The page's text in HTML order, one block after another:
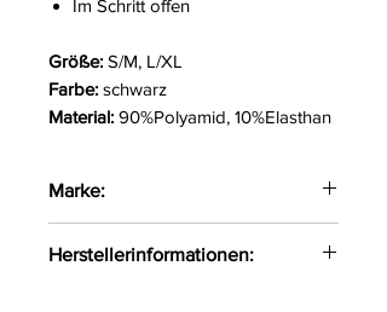
Im Schritt offen
Größe: S/M, L/XL
Farbe: schwarz
Material: 90%Polyamid, 10%Elasthan
Marke:
Herstellerinformationen: